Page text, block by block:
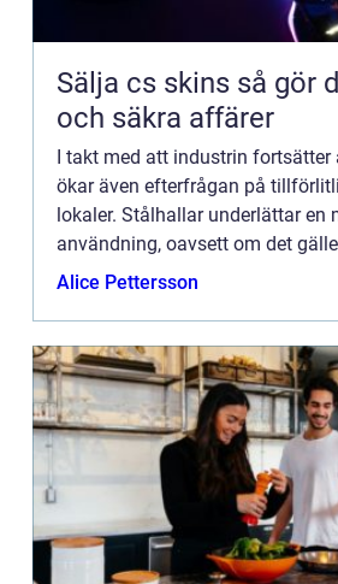
Sälja cs skins så gör du smarta
och säkra affärer
I takt med att industrin fortsätter
ökar även efterfrågan på
lokaler. Stålhallar underlättar en
användning, oavsett om det
Alice Pettersson